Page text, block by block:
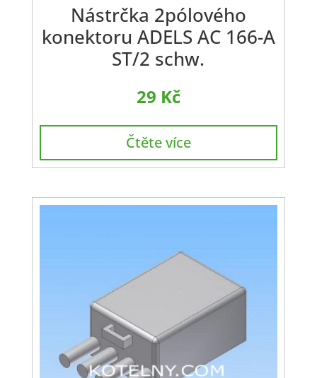
Nástrčka 2pólového
konektoru ADELS AC 166-A
ST/2 schw.
29 Kč
Čtěte více